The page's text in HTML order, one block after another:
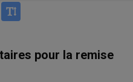
Print
pour la remise